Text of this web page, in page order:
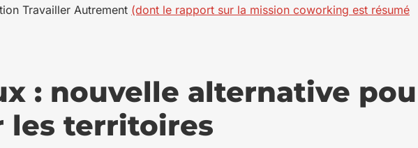
Travailler Autrement (dont le rapport sur la mission coworking est résumé
: nouvelle alternative
les territoires